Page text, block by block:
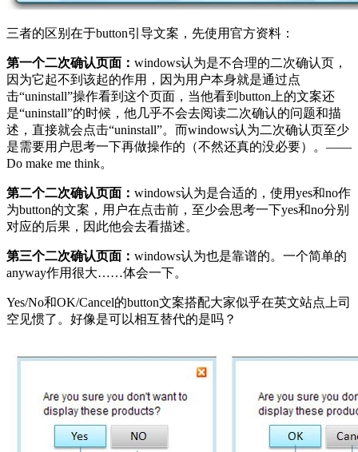
三者的区别在于button引导文案，先使用官方资料：
第一个二次确认页面： windows认为是不合理的二次确认页，
因为它起不到该起的作用，因为用户本身就是通过点
击“uninstall”操作看到这个页面，当他看到button上的文案还
是“uninstall”的时候，他几乎不会去阅读二次确认的问题和描
述，直接就会点击“uninstall”。而windows认为二次确认页至少
是需要用户思考一下再做操作的（不然还真的没必要）。——
Do make me think。
第二个二次确认页面： windows认为是合适的，使用yes和no作
为button的文案，用户在点击前，至少会思考一下yes和no分别
对应的后果，因此他会去看描述。
第三个二次确认页面： windows认为也是靠谱的。一个简单的
anyway作用很大……体会一下。
Yes/No和OK/Cancel的button文案搭配大家似乎在英文站点上司
空见惯了。好像是可以相互替代的是吗？